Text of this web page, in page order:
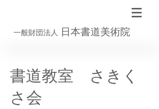
一般財団法人 日本書道美術院
書道教室 さきく
さ会